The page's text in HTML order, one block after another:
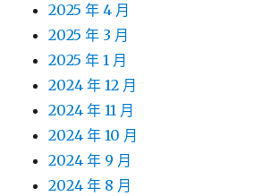
2025 年 4 月
2025 年 3 月
2025 年 1 月
2024 年 12 月
2024 年 11 月
2024 年 10 月
2024 年 9 月
2024 年 8 月